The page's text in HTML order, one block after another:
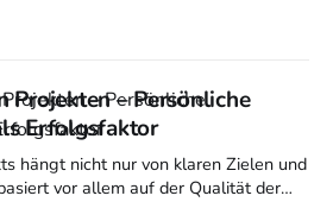
Projekten – Persönliche
Erfolgsfaktor
hängt nicht nur von klaren Zielen und
vor allem auf der Qualität der